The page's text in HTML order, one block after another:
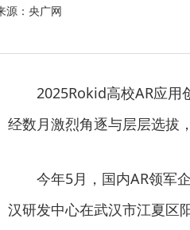
源：央广网
2025Rokid高校AR应用
经数月激烈角逐与层层选拔
今年5月，国内AR领军
汉研发中心在武汉市江夏区